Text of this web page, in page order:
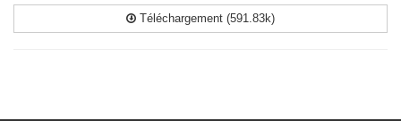
Téléchargement (591.83k)